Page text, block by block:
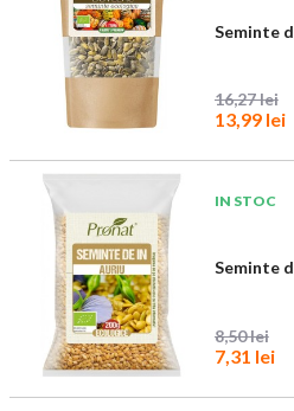
Seminte
16,27 lei
13,99 lei
IN STOC
Seminte
8,50 lei
7,31 lei